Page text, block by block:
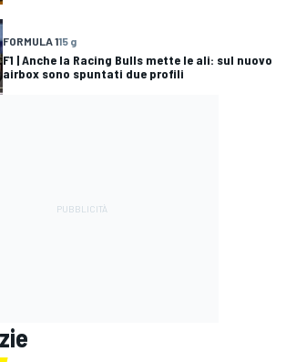
FORMULA 115 g
F1 | Anche la Racing Bulls mette le ali: sul nuovo
airbox sono spuntati due profili